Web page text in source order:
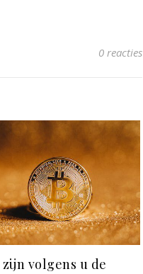
0 reacties
zijn volgens u de